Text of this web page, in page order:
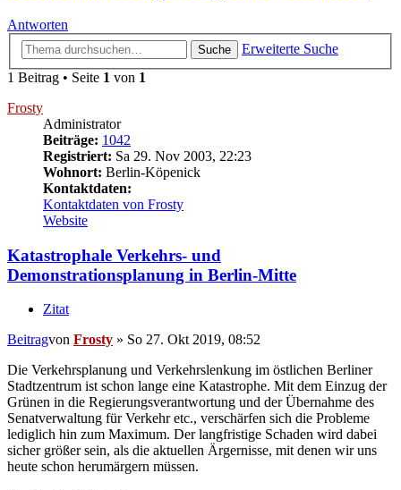
Antworten
Suche
Erweiterte Suche
1 Beitrag • Seite 1 von 1
Frosty
Administrator
Beiträge: 1042
Registriert: Sa 29. Nov 2003, 22:23
Wohnort: Berlin-Köpenick
Kontaktdaten:
Kontaktdaten von Frosty
Website
Katastrophale Verkehrs- und
Demonstrationsplanung in Berlin-Mitte
Zitat
Beitragvon Frosty » So 27. Okt 2019, 08:52
Die Verkehrsplanung und Verkehrslenkung im östlichen Berliner
Stadtzentrum ist schon lange eine Katastrophe. Mit dem Einzug der
Grünen in die Regierungsverantwortung und der Übernahme des
Senatverwaltung für Verkehr etc., verschärfen sich die Probleme
lediglich hin zum Maximum. Der langfristige Schaden wird dabei
sicher größer sein, als die aktuellen Ärgernisse, mit denen wir uns
heute schon herumärgern müssen.